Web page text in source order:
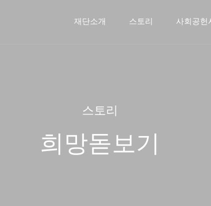
재단소개 스토리 사회공헌
스토리
희망돋보기